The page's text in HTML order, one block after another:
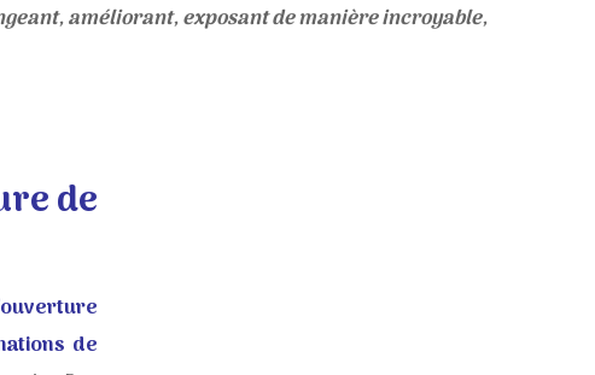
améliorant, exposant de manière incroyable,
de
de